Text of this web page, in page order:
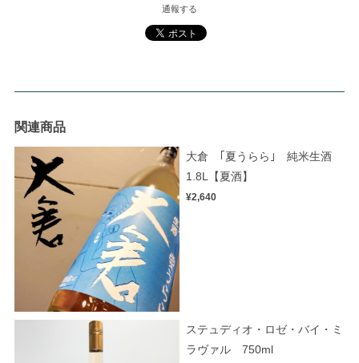
通報する
関連商品
大倉 ｢夏うらら｣ 純米生酒
1.8L【夏酒】
¥2,640
ステュディオ・ロゼ・バイ・ミ
ラヴァル 750ml